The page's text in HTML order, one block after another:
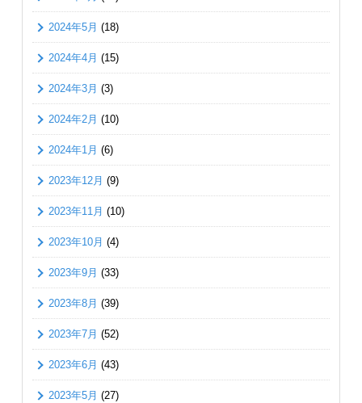
2024年5月 (18)
2024年4月 (15)
2024年3月 (3)
2024年2月 (10)
2024年1月 (6)
2023年12月 (9)
2023年11月 (10)
2023年10月 (4)
2023年9月 (33)
2023年8月 (39)
2023年7月 (52)
2023年6月 (43)
2023年5月 (27)